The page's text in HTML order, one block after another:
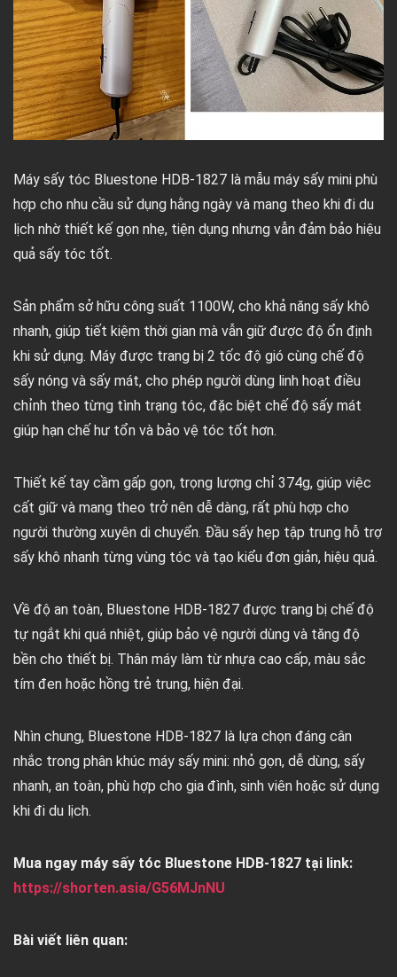
Máy sấy tóc Bluestone HDB-1827 là mẫu máy sấy mini phù
hợp cho nhu cầu sử dụng hằng ngày và mang theo khi đi du
lịch nhờ thiết kế gọn nhẹ, tiện dụng nhưng vẫn đảm bảo hiệu
quả sấy tóc tốt.
Sản phẩm sở hữu công suất 1100W, cho khả năng sấy khô
nhanh, giúp tiết kiệm thời gian mà vẫn giữ được độ ổn định
khi sử dụng. Máy được trang bị 2 tốc độ gió cùng chế độ
sấy nóng và sấy mát, cho phép người dùng linh hoạt điều
chỉnh theo từng tình trạng tóc, đặc biệt chế độ sấy mát
giúp hạn chế hư tổn và bảo vệ tóc tốt hơn.
Thiết kế tay cầm gấp gọn, trọng lượng chỉ 374g, giúp việc
cất giữ và mang theo trở nên dễ dàng, rất phù hợp cho
người thường xuyên di chuyển. Đầu sấy hẹp tập trung hỗ trợ
sấy khô nhanh từng vùng tóc và tạo kiểu đơn giản, hiệu quả.
Về độ an toàn, Bluestone HDB-1827 được trang bị chế độ
tự ngắt khi quá nhiệt, giúp bảo vệ người dùng và tăng độ
bền cho thiết bị. Thân máy làm từ nhựa cao cấp, màu sắc
tím đen hoặc hồng trẻ trung, hiện đại.
Nhìn chung, Bluestone HDB-1827 là lựa chọn đáng cân
nhắc trong phân khúc máy sấy mini: nhỏ gọn, dễ dùng, sấy
nhanh, an toàn, phù hợp cho gia đình, sinh viên hoặc sử dụng
khi đi du lịch.
Mua ngay máy sấy tóc Bluestone HDB-1827 tại link:
https://shorten.asia/G56MJnNU
Bài viết liên quan: